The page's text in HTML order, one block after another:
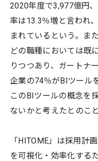
2020年度で3,977億円
率は13.3％増と言われ
まれているという。ま
どの職種においては既
りつつあり、ガートナ
企業の74％がBIツール
このBIツールの概念を
ないかと考えたとのこと
「HITOME」は採用計
を可視化・効率化する